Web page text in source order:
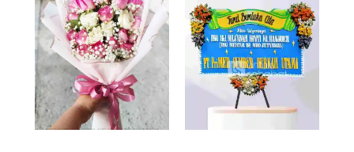
Rp749.000.
Rp624.500.